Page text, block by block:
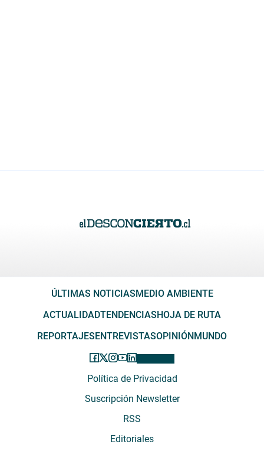
ÚLTIMAS NOTICIASMEDIO AMBIENTE
ACTUALIDADTENDENCIASHOJA DE RUTA
REPORTAJESENTREVISTASOPINIÓNMUNDO
Política de Privacidad
Suscripción Newsletter
RSS
Editoriales